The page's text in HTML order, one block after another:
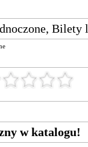
, Bilety
w katalogu!